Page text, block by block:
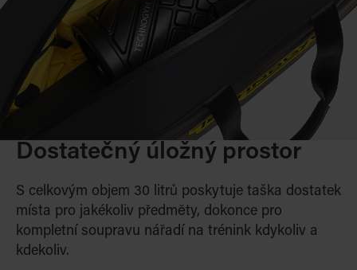
Dostatečný úložný prostor
S celkovým objem 30 litrů poskytuje taška dostatek
místa pro jakékoliv předměty, dokonce pro
kompletní soupravu nářadí na trénink kdykoliv a
kdekoliv.